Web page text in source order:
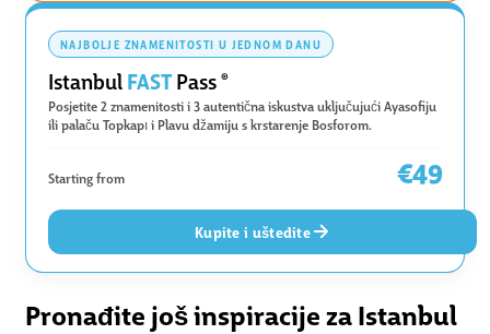
NAJBOLJE ZNAMENITOSTI U JEDNOM DANU
IstanbulFASTPass ®
Posjetite 2 znamenitosti i 3 autentična iskustva uključujući Ayasofiju
ili palaču Topkapı i Plavu džamiju s krstarenje Bosforom.
Starting from €49
Kupite i uštedite
Pronađite još inspiracije za Istanbul